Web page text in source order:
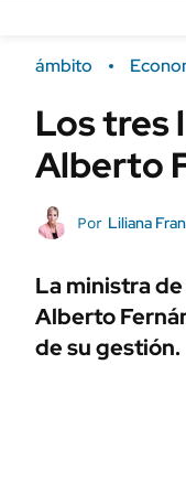
Campo
FINANZAS
Mercados
ÁMBITO DEBATE
MEDIAKIT AMBITO
ámbito
Los tres
Alberto
Por Liliana
La ministra
Alberto
de su gestión.